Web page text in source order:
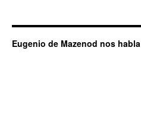
Eugenio de Mazenod nos habla